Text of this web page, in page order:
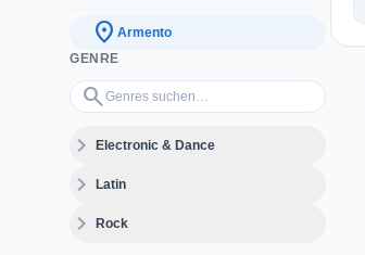
location_on Armento
GENRE
search
Genres suchen…
expand_moreElectronic & Dance
expand_moreLatin
expand_moreRock